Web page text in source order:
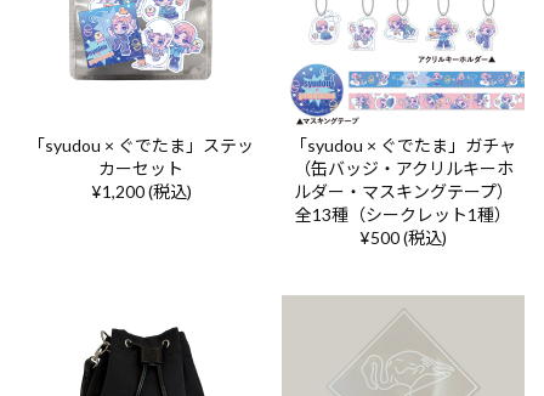
「syudou × ぐでたま」ステッ
カーセット
¥1,200 (税込)
「syudou × ぐでたま」ガチャ
（缶バッジ・アクリルキーホ
ルダー・マスキングテープ）
全13種（シークレット1種）
¥500 (税込)